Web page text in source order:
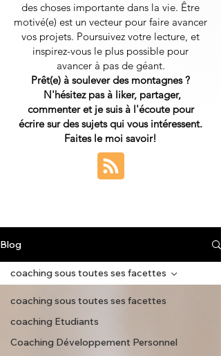
des choses importante dans la vie. Être
motivé(e) est un vecteur pour faire avancer
vos projets. Poursuivez votre lecture, et
inspirez-vous le plus possible pour
avancer à pas de géant.
Prêt(e) à soulever des montagnes ?
N'hésitez pas à liker, partager,
commenter et je suis à l'écoute pour
écrire sur des sujets qui vous intéressent.
Faites le moi savoir!
Blog
coaching sous toutes ses facettes
coaching Etudiants
Coaching Développement Personnel
coaching sous toutes ses facettes